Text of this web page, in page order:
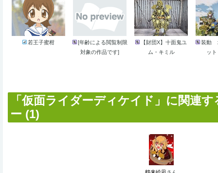
若王子蜜柑
[年齢による閲覧制限
対象の作品です]
【財団X】十面鬼ユ
ム・キミル
装動
ッ
「仮面ライダーディケイド」に関連
ー (1)